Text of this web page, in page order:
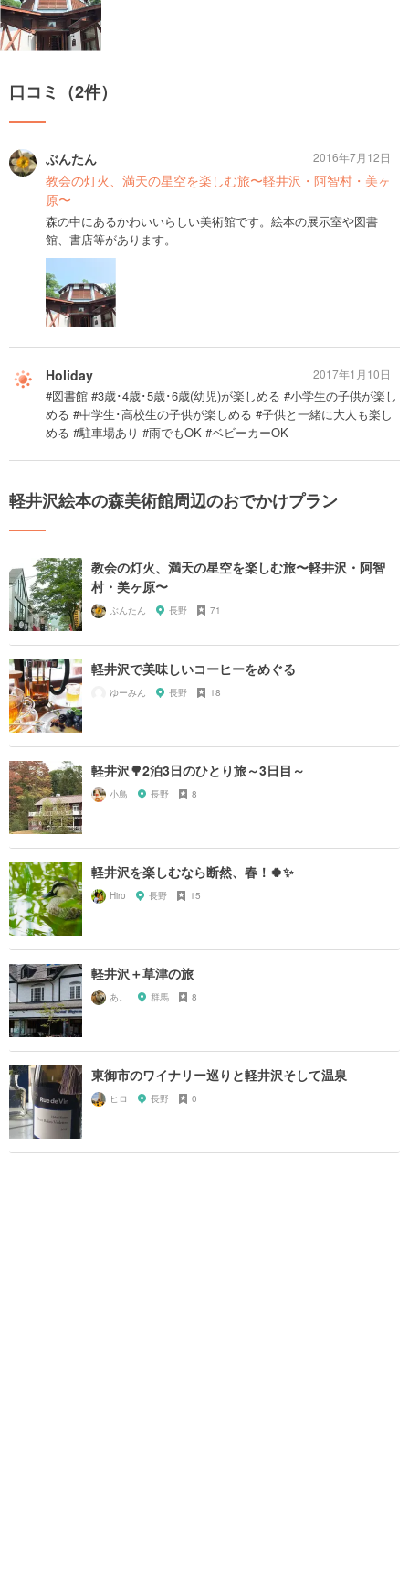
口コミ（2件）
ぶんたん
教会の灯火、満天の星空を楽しむ旅〜軽井沢・阿智村・美ヶ
原〜
森の中にあるかわいいらしい美術館です。絵本の展示室や図書
館、書店等があります。
2016年7月12日
Holiday
#図書館 #3歳･4歳･5歳･6歳(幼児)が楽しめる #小学生の子供が楽し
める #中学生･高校生の子供が楽しめる #子供と一緒に大人も楽し
める #駐車場あり #雨でもOK #ベビーカーOK
2017年1月10日
軽井沢絵本の森美術館周辺のおでかけプラン
教会の灯火、満天の星空を楽しむ旅〜軽井沢・阿智
村・美ヶ原〜
ぶんたん 長野 71
軽井沢で美味しいコーヒーをめぐる
ゆーみん 長野 18
軽井沢🌳2泊3日のひとり旅～3日目～
小鳥 長野 8
軽井沢を楽しむなら断然、春！🍀✨
Hiro 長野 15
軽井沢＋草津の旅
あ。 群馬 8
東御市のワイナリー巡りと軽井沢そして温泉
ヒロ 長野 0